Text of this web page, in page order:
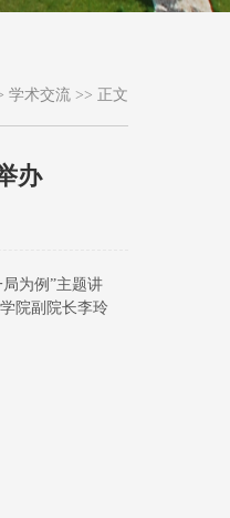
学术交流 >> 正文
办
为例”主题讲
院副院长李玲